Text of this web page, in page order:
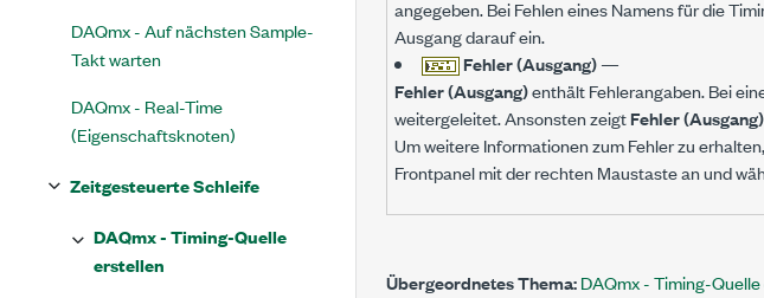
DAQmx - Auf nächsten Sample-
Takt warten
DAQmx - Real-Time
(Eigenschaftsknoten)
Zeitgesteuerte Schleife
DAQmx - Timing-Quelle
erstellen
angegeben. Bei Fehlen eines Namens für die
Ausgang darauf ein.
Fehler (Ausgang)—
Fehler (Ausgang)enthält Fehlerangaben. Bei
weitergeleitet. Ansonsten zeigtFehler (Ausgang)
Um weitere Informationen zum Fehler zu
Frontpanel mit der rechten Maustaste an und
Übergeordnetes Thema:DAQmx - Timing-